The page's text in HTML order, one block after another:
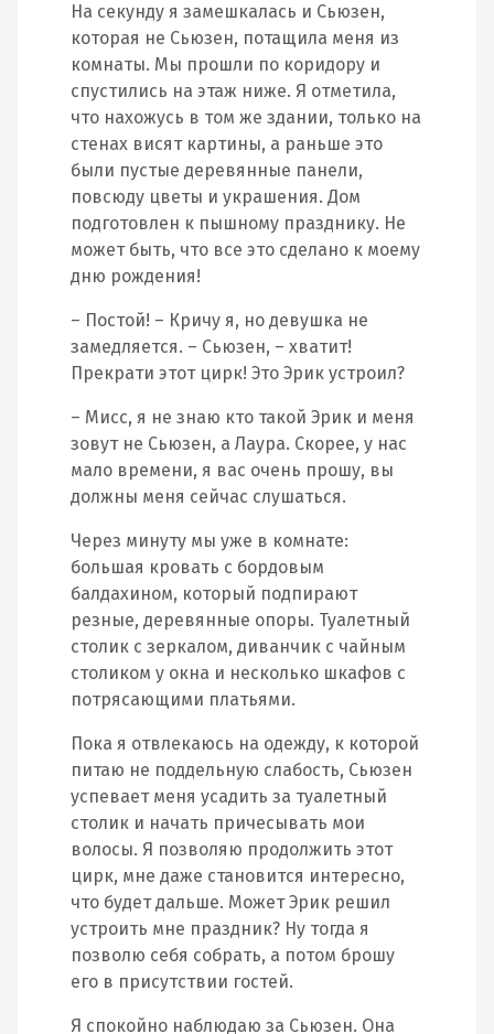
На секунду я замешкалась и Сьюзен,
которая не Сьюзен, потащила меня из
комнаты. Мы прошли по коридору и
спустились на этаж ниже. Я отметила,
что нахожусь в том же здании, только на
стенах висят картины, а раньше это
были пустые деревянные панели,
повсюду цветы и украшения. Дом
подготовлен к пышному празднику. Не
может быть, что все это сделано к моему
дню рождения!
– Постой! – Кричу я, но девушка не
замедляется. – Сьюзен, – хватит!
Прекрати этот цирк! Это Эрик устроил?
– Мисс, я не знаю кто такой Эрик и меня
зовут не Сьюзен, а Лаура. Скорее, у нас
мало времени, я вас очень прошу, вы
должны меня сейчас слушаться.
Через минуту мы уже в комнате:
большая кровать с бордовым
балдахином, который подпирают
резные, деревянные опоры. Туалетный
столик с зеркалом, диванчик с чайным
столиком у окна и несколько шкафов с
потрясающими платьями.
Пока я отвлекаюсь на одежду, к которой
питаю не поддельную слабость, Сьюзен
успевает меня усадить за туалетный
столик и начать причесывать мои
волосы. Я позволяю продолжить этот
цирк, мне даже становится интересно,
что будет дальше. Может Эрик решил
устроить мне праздник? Ну тогда я
позволю себя собрать, а потом брошу
его в присутствии гостей.
Я спокойно наблюдаю за Сьюзен. Она